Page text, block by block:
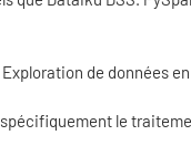
de données
le